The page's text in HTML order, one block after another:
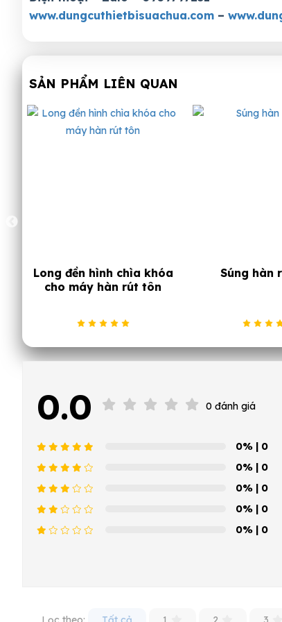
www.dungcuthietbisuachua.com –
SẢN PHẨM LIÊN QUAN
Súng hàn rút tôn
Đèn sấy sơn
0.0 0 đánh giá
0% | 0
0% | 0
0% | 0
0% | 0
0% | 0